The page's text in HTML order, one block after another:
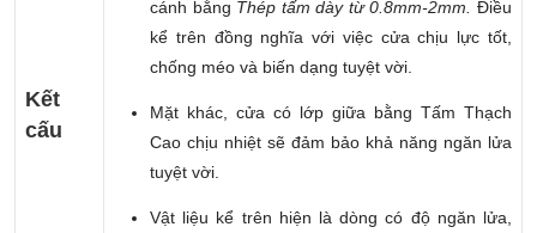
Kết
cấu
cánh bằng Thép tấm dày từ 0.8mm-2mm.
Điều
kể trên đồng nghĩa với việc cửa chịu lực tốt,
chống méo và biến dạng tuyệt vời.
Mặt khác, cửa có lớp giữa bằng Tấm Thạch
Cao chịu nhiệt sẽ đảm bảo khả năng ngăn lửa
tuyệt vời.
Vật liệu kể trên hiện là dòng có độ ngăn lửa,